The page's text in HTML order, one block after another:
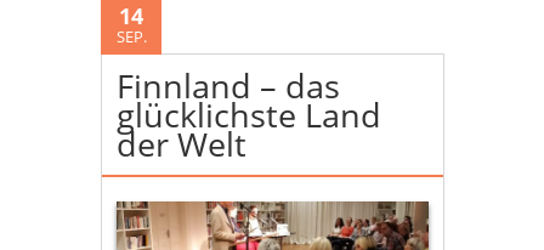
14
SEP.
Finnland – das
glücklichste Land
der Welt